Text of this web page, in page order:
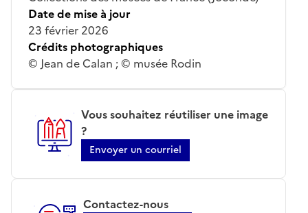
Date de mise à jour
23 février 2026
Crédits photographiques
© Jean de Calan ; © musée Rodin
Vous souhaitez réutiliser une image
?
Envoyer un courriel
Contactez-nous